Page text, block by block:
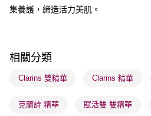
送貨方式
每筆HK$65.00，滿HK$300.00或以上
確認發貨後1-3 工作天送達，訂單將隨
集養護，締造活力美肌。
相關分類
Clarins 雙精華 Clarins 精華
克蘭詩 精華 賦活雙 雙精華